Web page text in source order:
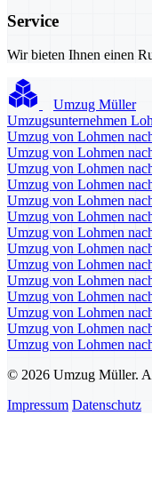
Service
Wir bieten Ihnen einen
Umzug Müller
Umzugsunternehmen
Umzug von Lohmen
Umzug von Lohmen
Umzug von Lohmen
Umzug von Lohmen
Umzug von Lohmen
Umzug von Lohmen
Umzug von Lohmen
Umzug von Lohmen
Umzug von Lohmen
Umzug von Lohmen
Umzug von Lohmen
Umzug von Lohmen
Umzug von Lohmen
Umzug von Lohmen
© 2026 Umzug Müller.
Impressum Datenschutz